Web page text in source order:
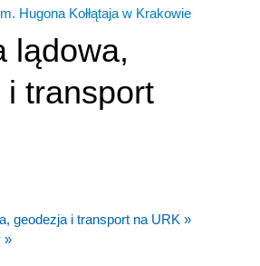
Hugona Kołłątaja w Krakowie
lądowa,
transport
geodezja i transport na URK »
»